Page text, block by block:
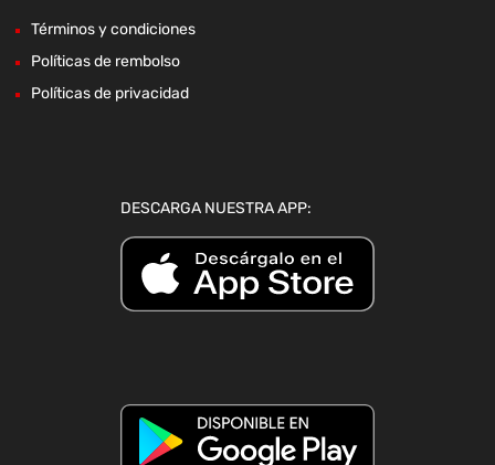
Términos y condiciones
Políticas de rembolso
Políticas de privacidad
DESCARGA NUESTRA APP: